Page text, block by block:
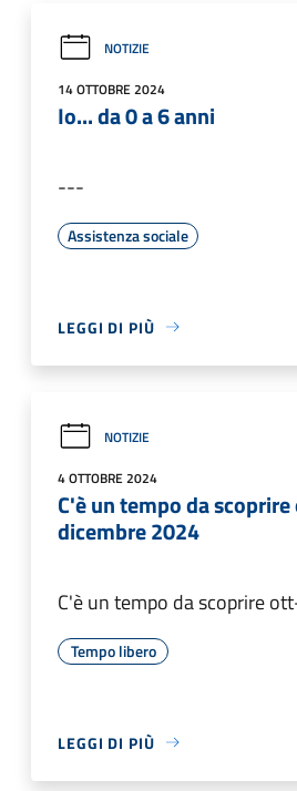
NOTIZIE
14 OTTOBRE 2024
Io... da 0 a 6 anni
---
Assistenza sociale
LEGGI DI PIÙ
NOTIZIE
4 OTTOBRE 2024
C'è un tempo da
dicembre 2024
C'è un tempo da scoprire
Tempo libero
LEGGI DI PIÙ